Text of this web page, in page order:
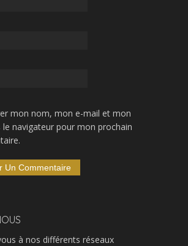
mon nom, mon e-mail et mon
le navigateur pour mon prochain
à nos différents réseaux